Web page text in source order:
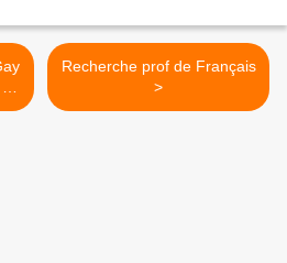
Recherche prof de Français
>